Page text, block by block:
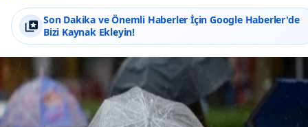
Son Dakika ve Önemli Haberler İçin Google Haberler'de
Bizi Kaynak Ekleyin!